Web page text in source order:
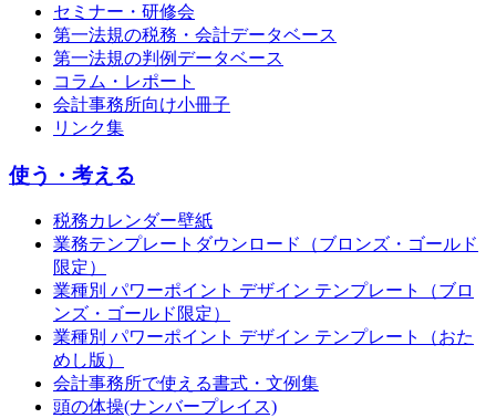
セミナー・研修会
第一法規の税務・会計データベース
第一法規の判例データベース
コラム・レポート
会計事務所向け小冊子
リンク集
使う・考える
税務カレンダー壁紙
業務テンプレートダウンロード（ブロンズ・ゴールド
限定）
業種別 パワーポイント デザイン テンプレート（ブロ
ンズ・ゴールド限定）
業種別 パワーポイント デザイン テンプレート（おた
めし版）
会計事務所で使える書式・文例集
頭の体操(ナンバープレイス)